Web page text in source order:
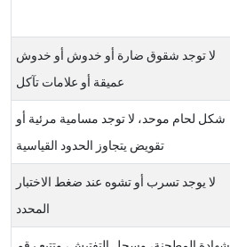
لا توجد شقوق ضارة أو خدوش أو خدوش
عميقة أو علامات تآكل
شكل لحام موحد، لا توجد مسامية مرئية أو
تقويض يتجاوز الحدود القياسية
لا يوجد تسرب أو تشوه عند ضغط الاختبار
المحدد